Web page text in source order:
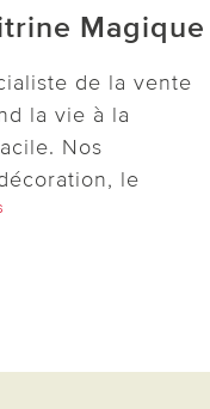
Magique
de la vente
la vie à la
Nos
le
bien-être et
d’autres